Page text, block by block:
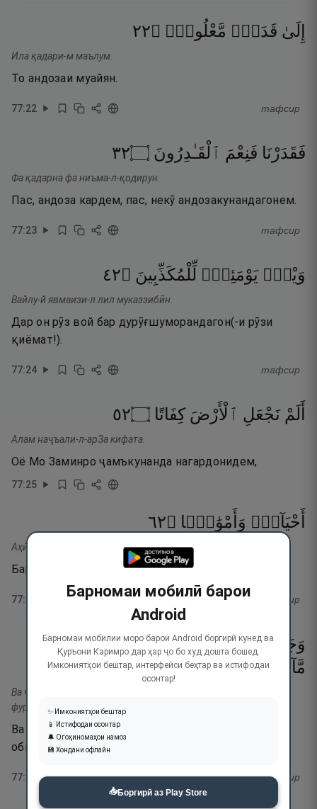
إِلَىٰ قَدَرٍۢ مَّعْلُومٍۢ ۝٢٢
Ила қадари-м маълум.
То андозаи муайян.
77:22 тафсир
فَقَدَرْنَا فَنِعْمَ ٱلْقَـٰدِرُونَ ۝٢٣
Фа қадарна фа ниъма-л-қодирун.
Пас, андоза кардем, пас, некӯ андозакунандагонем.
77:23 тафсир
وَيْلٌۭ يَوْمَئِذٍۢ لِّلْمُكَذِّبِينَ ۝٢٤
Вайлу-й явмаизи-л лил муказзибӣн.
Дар он рӯз вой бар дурӯғшуморандагон(-и рӯзи
қиёмат!).
77:24 тафсир
أَلَمْ نَجْعَلِ ٱلْأَرْضَ كِفَاتًا ۝٢٥
Алам наҷъали-л-арЗа кифата.
Оё Мо Заминро ҷамъкунанда нагардонидем,
77:25
أَحْيَآءًۭ وَأَمْوَٰتًۭا ۝٢٦
Аҳйаа-в ва амвата.
Барои зиндаҳо ва мурдаҳо?!
77: тафсир
وَجَعَلْنَا فِيهَا رَوَٰسِىَ شَـٰمِخَـٰتٍۢ وَأَسْقَيْنَـٰكُم
مَّآءًۭ فُرَاتًۭا ۝٢٧
Ва ҷаъална фӣҳа равасия шомихоти-в ва асқайнакум-м маан
фурота.
Ва офаридем дар Замин кӯҳҳои баланд ва шуморо
оби ширин нӯшонидем!
77: тафсир
Барномаи мобилӣ барои
Android
Барномаи мобилии моро барои Android боргирӣ кунед ва
Қуръони Каримро дар ҳар ҷо бо худ дошта бошед.
Имкониятҳои бештар, интерфейси беҳтар ва истифодаи
осонтар!
✨ Имкониятҳои бештар
📱 Истифодаи осонтар
🔔 Огоҳиномаҳои намоз
💾 Хондани офлайн
📥Боргирӣ аз Play Store